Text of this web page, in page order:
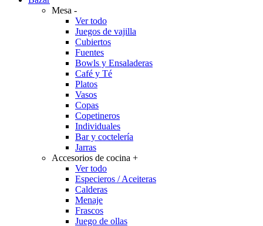
Mesa -
Ver todo
Juegos de vajilla
Cubiertos
Fuentes
Bowls y Ensaladeras
Café y Té
Platos
Vasos
Copas
Copetineros
Individuales
Bar y coctelería
Jarras
Accesorios de cocina +
Ver todo
Especieros / Aceiteras
Calderas
Menaje
Frascos
Juego de ollas